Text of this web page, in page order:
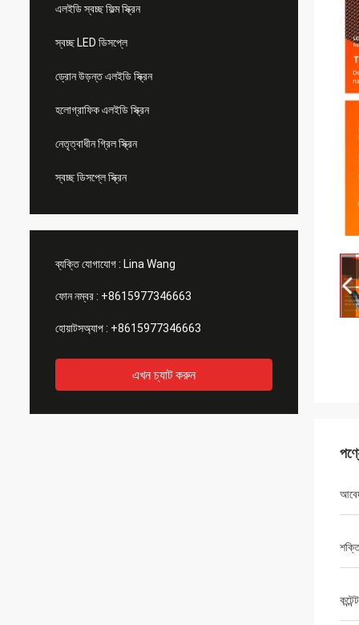
এলইডি স্বচ্ছ ফিল্ম স্ক্রিন
স্বচ্ছ LED ডিসপ্লে
ড্রোন উড়ন্ত এলইডি স্ক্রিন
হলোগ্রাফিক এলইডি স্ক্রিন
নেতৃত্বাধীন গ্রিল স্ক্রিন
স্বচ্ছ ডিসপ্লে স্ক্রিন
ব্যক্তি যোগাযোগ : Lina Wang
ফোন নম্বর : +8615977346663
হোয়াটসঅ্যাপ : +8615977346663
এখন চ্যাট করুন